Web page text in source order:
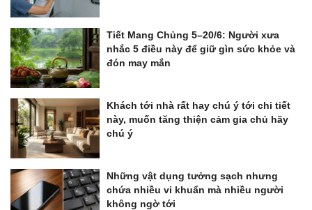
Tiết Mang Chủng 5–20/6: Người xưa
nhắc 5 điều này để giữ gìn sức khỏe và
đón may mắn
Khách tới nhà rất hay chú ý tới chi tiết
này, muốn tăng thiện cảm gia chủ hãy
chú ý
Những vật dụng tưởng sạch nhưng
chứa nhiều vi khuẩn mà nhiều người
không ngờ tới